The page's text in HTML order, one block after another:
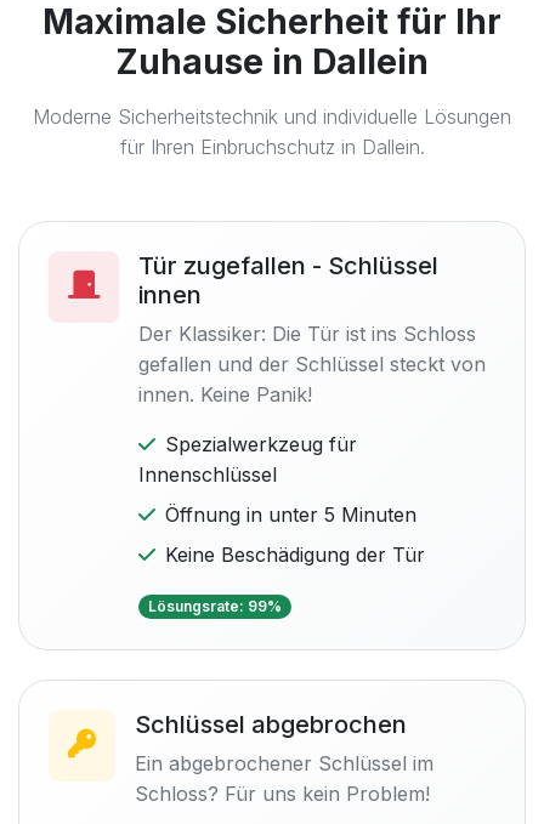
Maximale Sicherheit für Ihr
Zuhause in Dallein
Moderne Sicherheitstechnik und individuelle Lösungen
für Ihren Einbruchschutz in Dallein.
Tür zugefallen - Schlüssel
innen
Der Klassiker: Die Tür ist ins Schloss
gefallen und der Schlüssel steckt von
innen. Keine Panik!
Spezialwerkzeug für
Innenschlüssel
Öffnung in unter 5 Minuten
Keine Beschädigung der Tür
Lösungsrate: 99%
Schlüssel abgebrochen
Ein abgebrochener Schlüssel im
Schloss? Für uns kein Problem!